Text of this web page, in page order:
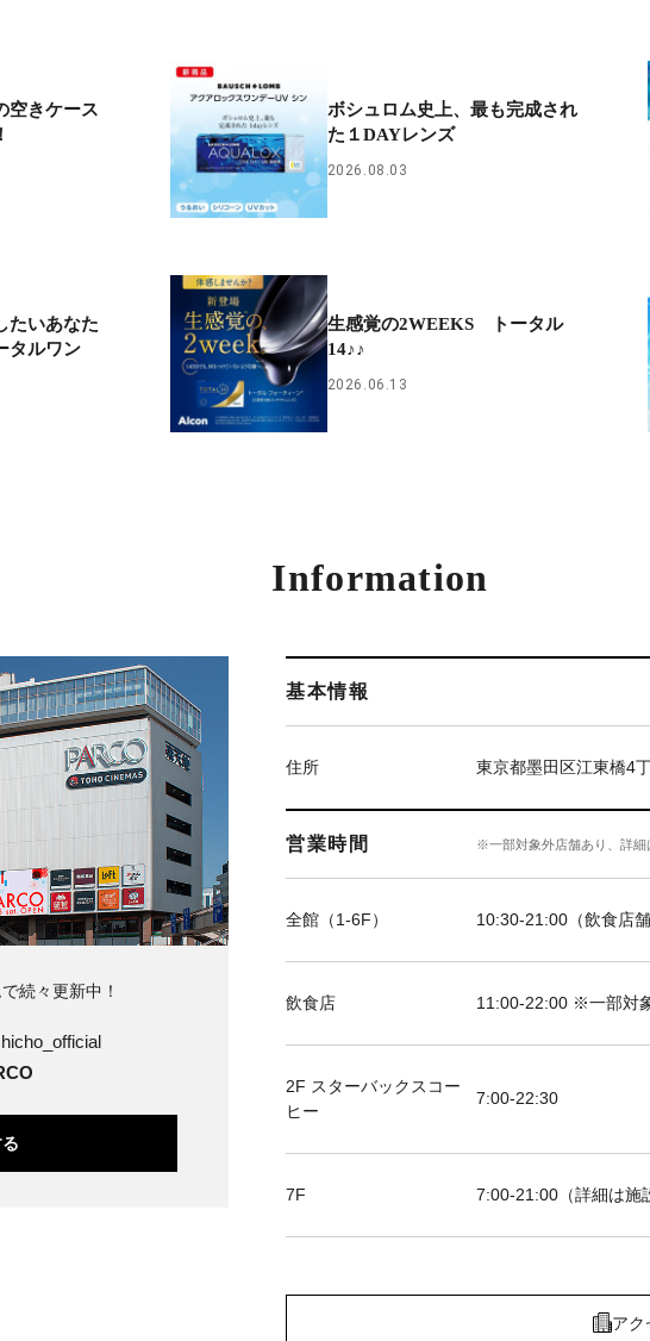
空きケース
ボシュロム史上、最も完成され
た１DAYレンズ
2026.08.03
たいあなた
タルワン
生感覚の2WEEKS トータル
14♪♪
2026.06.13
Information
基本情報
住所 東京都墨田区江東橋4
営業時間 ※一部対象外店舗あり、詳細
全館（1-6F） 10:30-21:00（飲食店
飲食店 11:00-22:00 ※一部対
2F スターバックスコー
ヒー
7:00-22:30
7F 7:00-21:00（詳細は施
アク
続々更新中！